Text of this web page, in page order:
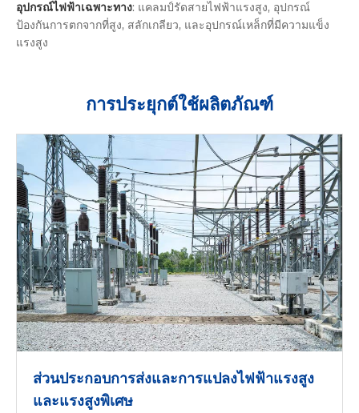
อุปกรณ์ไฟฟ้าเฉพาะทาง: แคลมป์รัดสายไฟฟ้าแรงสูง, อุปกรณ์
ป้องกันการตกจากที่สูง, สลักเกลียว, และอุปกรณ์เหล็กที่มีความแข็ง
แรงสูง
การประยุกต์ใช้ผลิตภัณฑ์
ส่วนประกอบการส่งและการแปลงไฟฟ้าแรงสูง
และแรงสูงพิเศษ